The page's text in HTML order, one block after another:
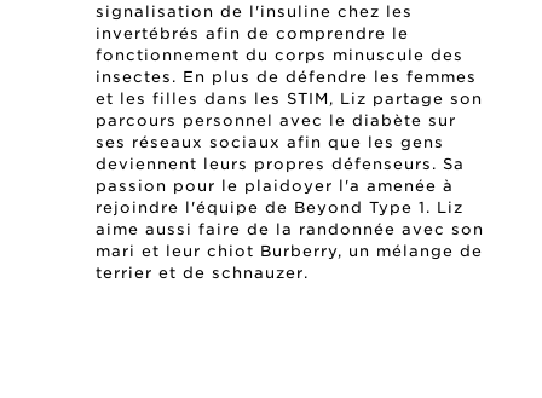
signalisation de l'insuline chez les
invertébrés afin de comprendre le
fonctionnement du corps minuscule des
insectes. En plus de défendre les femmes
et les filles dans les STIM, Liz partage son
parcours personnel avec le diabète sur
ses réseaux sociaux afin que les gens
deviennent leurs propres défenseurs. Sa
passion pour le plaidoyer l'a amenée à
rejoindre l'équipe de Beyond Type 1. Liz
aime aussi faire de la randonnée avec son
mari et leur chiot Burberry, un mélange de
terrier et de schnauzer.